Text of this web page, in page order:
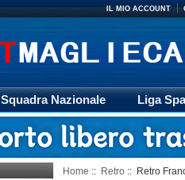
IL MIO ACCOUNT
Squadra Nazionale Liga
Rugby trasporto
Home :: Retro :: Retro